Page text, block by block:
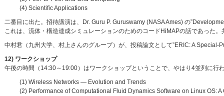
(4) Scientific Applications
二番目に出た。招待講演は、Dr. Guru P. Guruswamy (NASA Ames) の
これは、流体・構造連成シミュレーションのためのコードHiMAPの話であった
中村君（九州大学、村上さんのグループ）が、投稿論文として”ERIC: A
12) ワークショップ
午後の時間（14:30～19:00）はワークショップということで、やはり4並列に行
(1) Wireless Networks — Evolution and Trends
(2) Performance of Computational Fluid Dynamics Software on Linux OS: A